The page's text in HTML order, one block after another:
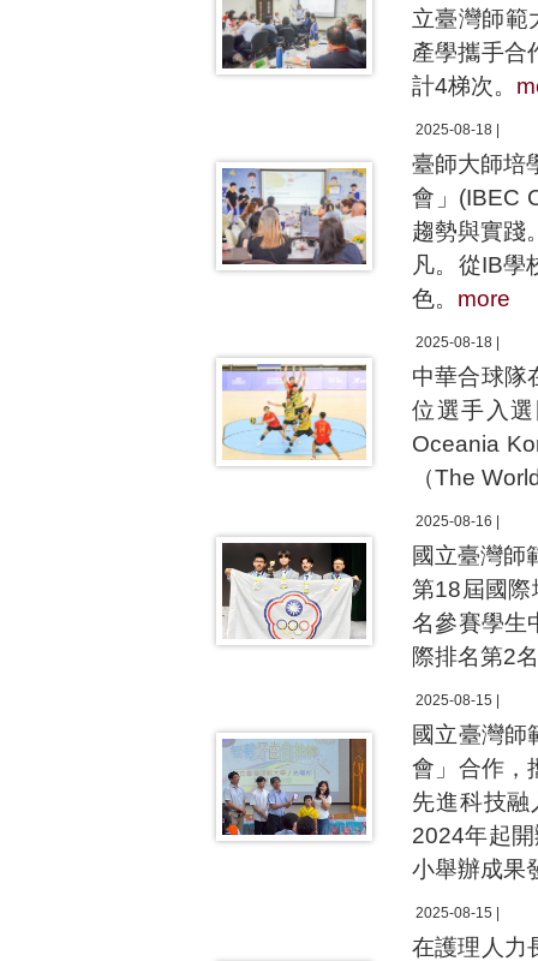
立臺灣師範
產學攜手合
計4梯次。
2025-08-18 |
臺師大師培
會」(IBEC
趨勢與實踐
凡。從IB學
色。 more
2025-08-18 |
中華合球隊
位選手入
Oceania
（The
2025-08-16 |
國立臺灣師
第18屆國
名參賽學生
際排名第2
2025-08-15 |
國立臺灣師
會」合作，
先進科技
2024年起
小舉辦成果
2025-08-15 |
在護理人力